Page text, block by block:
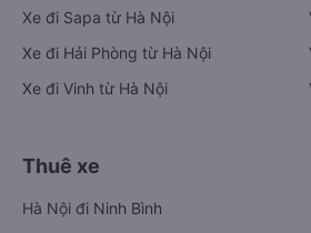
Xe đi Sapa từ Hà Nội
Xe đi Hải Phòng từ Hà Nội
Xe đi Vinh từ Hà Nội
Thuê xe
Hà Nội đi Ninh Bình